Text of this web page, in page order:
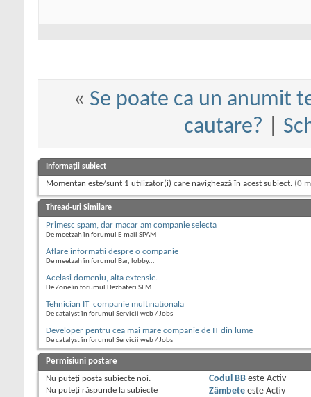
« Se poate ca un anumit
cautare?
Informații subiect
Momentan este/sunt 1 utilizator(i) care navighează în acest subiect. (0
Thread-uri Similare
Primesc spam, dar macar am companie selecta
De meetzah în forumul E-mail SPAM
Aflare informatii despre o companie
De meetzah în forumul Bar, lobby...
Acelasi domeniu, alta extensie.
De Zone în forumul Dezbateri SEM
Tehnician IT  companie multinationala
De catalyst în forumul Servicii web / Jobs
Developer pentru cea mai mare companie de IT din lume
De catalyst în forumul Servicii web / Jobs
Permisiuni postare
Nu puteţi posta subiecte noi.
Nu puteţi răspunde la subiecte
Codul BBeste Activ
Zâmbeteeste Activ